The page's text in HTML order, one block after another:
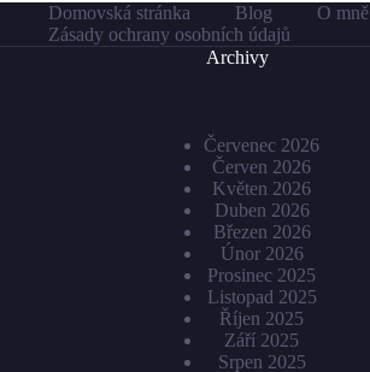
Domovská stránka Blog O mně
Zásady ochrany osobních údajů
Archivy
Červenec 2026
Červen 2026
Květen 2026
Duben 2026
Březen 2026
Únor 2026
Prosinec 2025
Listopad 2025
Říjen 2025
Září 2025
Srpen 2025